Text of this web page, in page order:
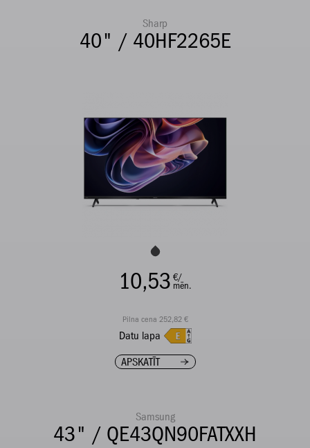
Sharp
40" / 40HF2265E
10,53 €/
mēn.
Pilna cena 252,82 €
Datu lapa
APSKATĪT
Samsung
43" / QE43QN90FATXXH